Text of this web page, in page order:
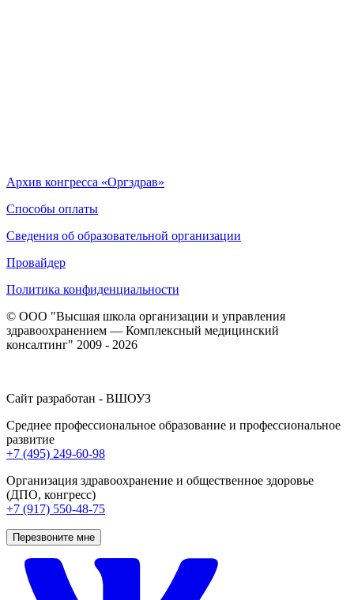
Архив конгресса «Оргздрав»
Способы оплаты
Сведения об образовательной организации
Провайдер
Политика конфиденциальности
© ООО "Высшая школа организации и управления
здравоохранением — Комплексный медицинский
консалтинг" 2009 - 2026
Сайт разработан - ВШОУЗ
Среднее профессиональное образование и профессиональное
развитие
+7 (495) 249-60-98
Организация здравоохранение и общественное здоровье
(ДПО, конгресс)
+7 (917) 550-48-75
Перезвоните мне